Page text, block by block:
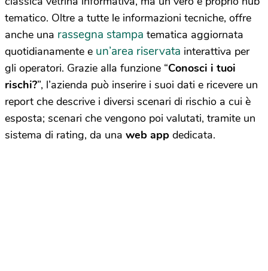
tematico. Oltre a tutte le informazioni tecniche, offre
anche una rassegna stampa tematica aggiornata
quotidianamente e un’area riservata interattiva per
gli operatori. Grazie alla funzione “Conosci i tuoi
rischi?”, l’azienda può inserire i suoi dati e ricevere un
report che descrive i diversi scenari di rischio a cui è
esposta; scenari che vengono poi valutati, tramite un
sistema di rating, da una web app dedicata.